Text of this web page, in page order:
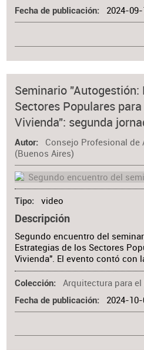
Fecha de publicación 2024-
Seminario
Sectores Populares
Vivienda": segunda
Autor
Consejo Profesional de
(Buenos Aires)
Tipo video
Descripción
Segundo encuentro del
Estrategias de los Sectores
Vivienda". El evento contó con
Colección Arquitectura para
Fecha de publicación 2024-